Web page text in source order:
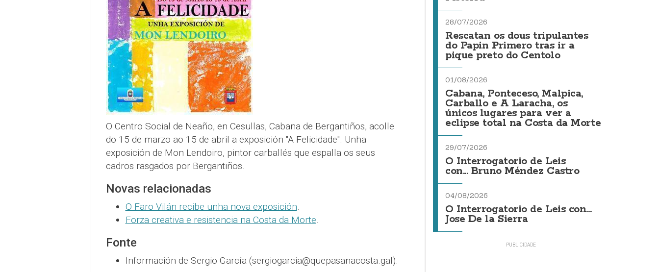
O Centro Social de Neaño, en Cesullas, Cabana de Bergantiños, acolle
do 15 de marzo ao 15 de abril a exposición "A Felicidade". Unha
exposición de Mon Lendoiro, pintor carballés que espalla os seus
cadros rasgados por Bergantiños.
Novas relacionadas
O Faro Vilán recibe unha nova exposición.
Forza creativa e resistencia na Costa da Morte.
Fonte
Información de Sergio García (sergiogarcia@quepasanacosta.gal).
28/07/2026
Rescatan os dous tripulantes
do Papin Primero tras ir a
pique preto do Centolo
01/08/2026
Cabana, Ponteceso, Malpica,
Carballo e A Laracha, os
únicos lugares para ver a
eclipse total na Costa da Morte
29/07/2026
O Interrogatorio de Leis
con... Bruno Méndez Castro
04/08/2026
O Interrogatorio de Leis con...
Jose De la Sierra